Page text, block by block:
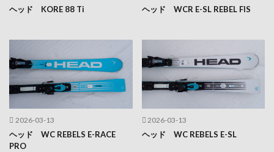
ヘッド KORE 88 Ti ヘッド WCR E-SL REBEL FIS
2026-03-13
ヘッド WC REBELS E-RACE
PRO
2026-03-13
ヘッド WC REBELS E-SL